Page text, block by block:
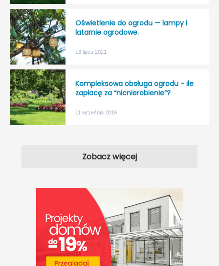
Oświetlenie do ogrodu — lampy i
latarnie ogrodowe.
13 lipca 2021
Kompleksowa obsługa ogrodu - ile
zapłacę za “nicnierobienie”?
11 września 2019
Zobacz więcej